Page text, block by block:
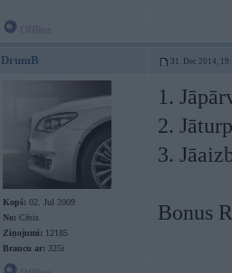
DrumB 31. Dec 2014,
Kopš: 02. Jul 2009
No: Cēsis
Ziņojumi: 12185
Braucu ar: 325i
1.
2.
3.
Bonus